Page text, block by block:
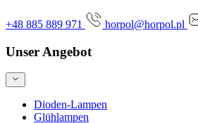
+48 885 889 971 horpol@horpol.pl
Unser Angebot
Dioden-Lampen
Glühlampen